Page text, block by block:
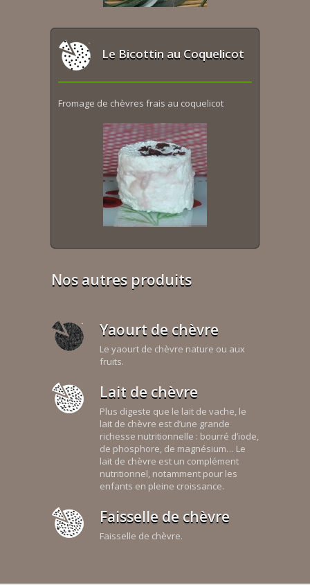
Le Bicottin au Coquelicot
Fromage de chèvres frais au coquelicot
Nos autres produits
Yaourt de chèvre
Le yaourt de chèvre nature ou aux
fruits.
Lait de chèvre
Plus digeste que le lait de vache, le
lait de chèvre est d’une grande
richesse nutritionnelle : bourré d’iode,
de phosphore, de magnésium… Le
lait de chèvre est un complément
nutritionnel, notamment pour les
enfants en pleine croissance.
Faisselle de chèvre
Faisselle de chèvre.